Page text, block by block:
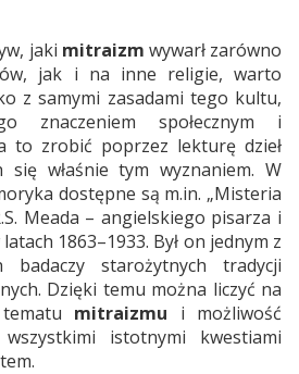
jaki mitraizm wywarł zarówno
jak i na inne religie, warto
z samymi zasadami tego kultu,
znaczeniem społecznym i
to zrobić poprzez lekturę dzieł
się właśnie tym wyznaniem. W
dostępne są m.in. „Misteria
Meada – angielskiego pisarza i
1863–1933. Był on jednym z
badaczy starożytnych tradycji
Dzięki temu można liczyć na
mitraizmu i możliwość
istotnymi kwestiami